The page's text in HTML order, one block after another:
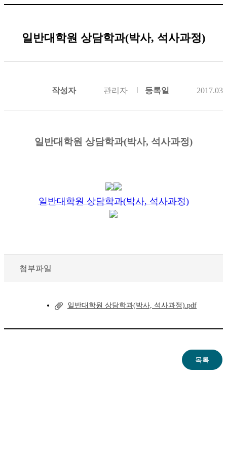
일반대학원 상담학과(박사, 석사과정)
작성자 관리자 등록일
일반대학원 상담학과(박사, 석사과정)
일반대학원 상담학과(박사, 석사과정)
첨부파일
일반대학원 상담학과(박사, 석사과정).pdf